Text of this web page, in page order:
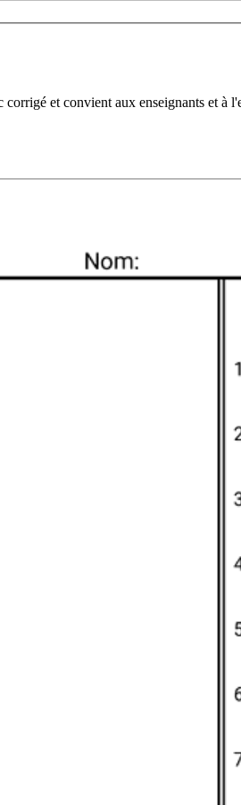
et convient aux enseignants et à